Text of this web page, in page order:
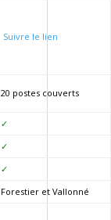
Suivre le lien
20 postes couverts
✓
✓
✓
Forestier et Vallonné